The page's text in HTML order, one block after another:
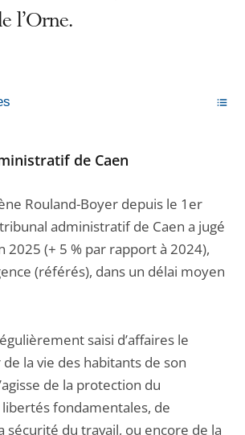
l’Orne.
de Caen
Rouland-Boyer depuis le 1er
administratif de Caen a jugé
2025 (+ 5 % par rapport à 2024),
(référés), dans un délai moyen
saisi d’affaires le
la vie des habitants de son
de la protection du
fondamentales, de
sécurité du travail, ou encore de la